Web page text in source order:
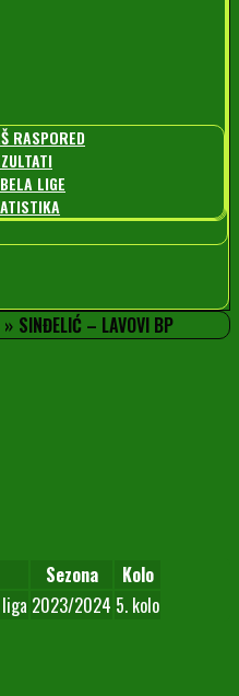
RASPORED
LIGE
SINĐELIĆ – LAVOVI BP
Sezona
Kolo
2023/2024 5. kolo